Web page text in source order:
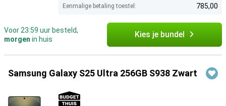
Eenmalige betaling toestel: 785,00
Voor 23:59 uur besteld,
morgen in huis Kies je bundel
Samsung Galaxy S25 Ultra 256GB S938 Zwart